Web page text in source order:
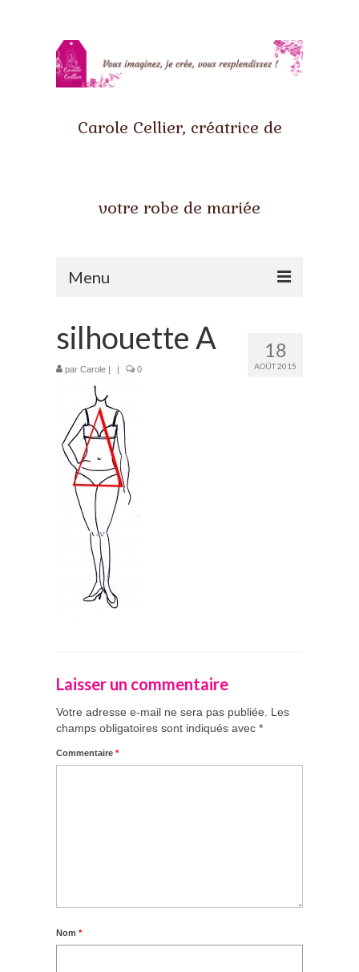
Carole Cellier, créatrice de
votre robe de mariée
Menu
Qui suis-je ?
Prestations
La mariée audacieuse
La mariée astucieuse
L’invitée intrépide
Galerie
Blog
Médias
18
AOÛT 2015
silhouette A
par Carole | | 0
Laisser un commentaire
Votre adresse e-mail ne sera pas publiée.
Les
champs obligatoires sont indiqués avec *
Commentaire *
Nom *